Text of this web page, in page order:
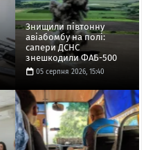
Знищили півтонну
авіабомбу на полі:
сапери ДСНС
знешкодили ФАБ-500
05 серпня 2026, 15:40